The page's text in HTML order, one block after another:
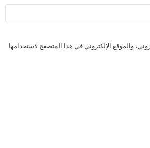
والموقع الإلكتروني في هذا المتصفح لاستخدامها